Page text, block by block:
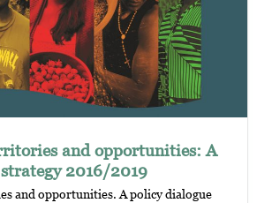
and opportunities: A
2016/2019
and opportunities. A policy dialogue